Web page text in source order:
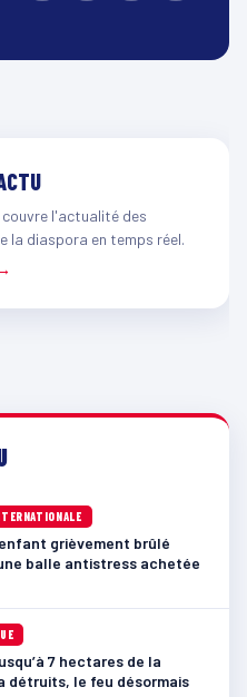
l'actualité des
la diaspora en temps réel.
grièvement brûlé
balle antistress achetée
7 hectares de la
détruits, le feu désormais